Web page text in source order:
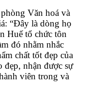
Văn hoá và
“Đây là dòng họ
Huế tổ chức tôn
đó nhằm nhắc
chất tốt đẹp của
nhận được sự
viên trong và